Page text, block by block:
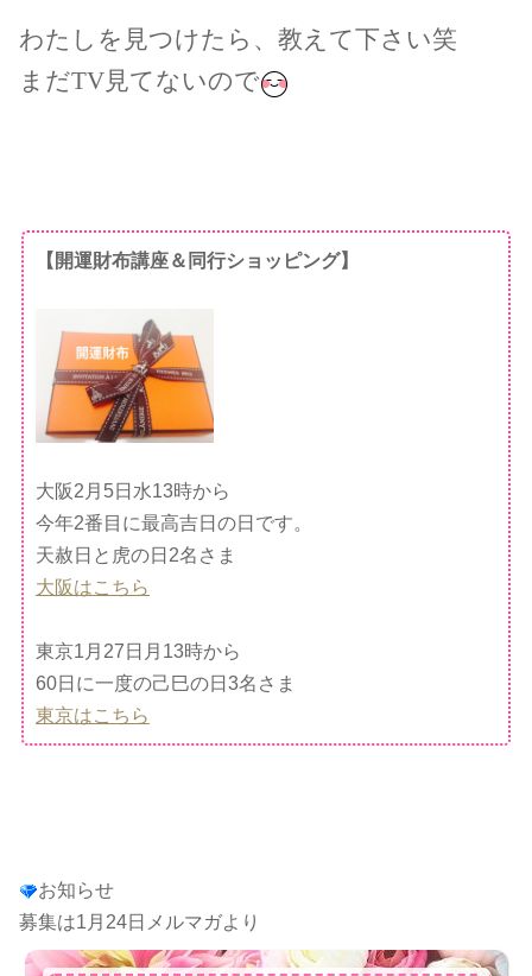
わたしを見つけたら、教えて下さい笑
まだTV見てないので
【開運財布講座＆同行ショッピング】
大阪2月5日水13時から
今年2番目に最高吉日の日です。
天赦日と虎の日2名さま
大阪はこちら
東京1月27日月13時から
60日に一度の己巳の日3名さま
東京はこちら
お知らせ
募集は1月24日メルマガより